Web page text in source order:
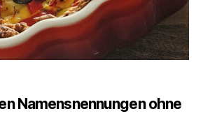
Namensnennungen ohne